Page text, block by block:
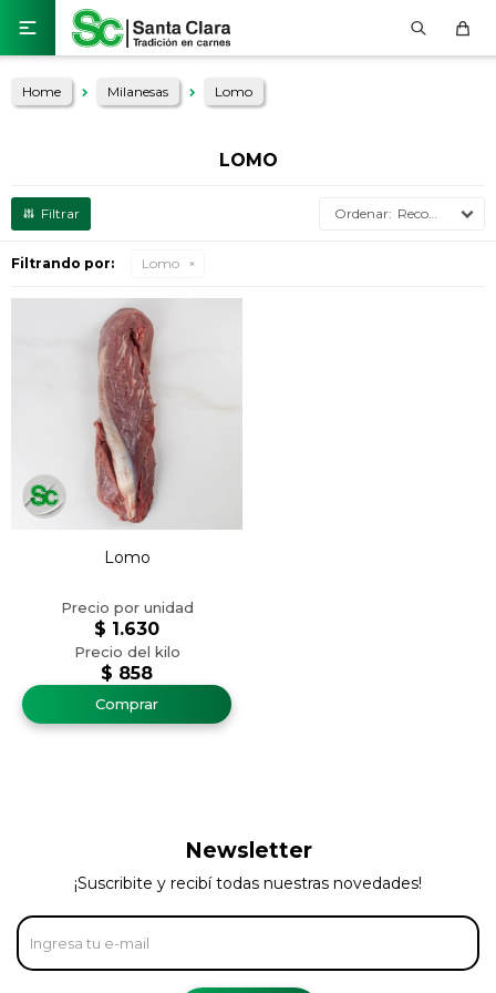

Home Milanesas Lomo
LOMO
Recomendados
Filtrando por: Lomo
Lomo
$ 858
$ 1.630
Newsletter
¡Suscribite y recibí todas nuestras novedades!